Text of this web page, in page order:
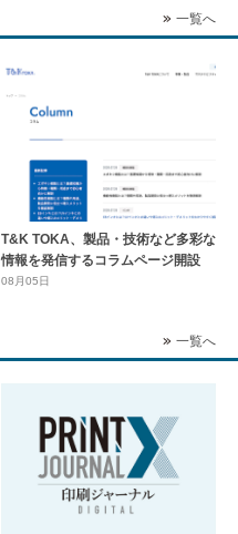
一覧へ
T&K TOKA、製品・技術など多彩な
情報を発信するコラムページ開設
08月05日
一覧へ